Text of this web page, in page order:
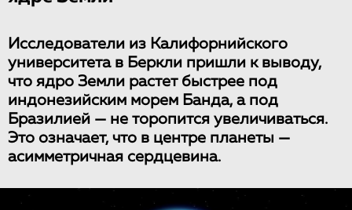
Исследователи из Калифорнийского
университета в Беркли пришли к выводу,
что ядро Земли растет быстрее под
индонезийским морем Банда, а под
Бразилией — не торопится увеличиваться.
Это означает, что в центре планеты —
асимметричная сердцевина.